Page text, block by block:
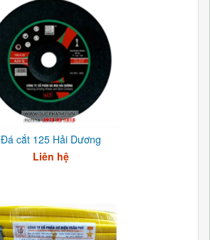
Đá cắt 125 Hải Dương
Liên hệ